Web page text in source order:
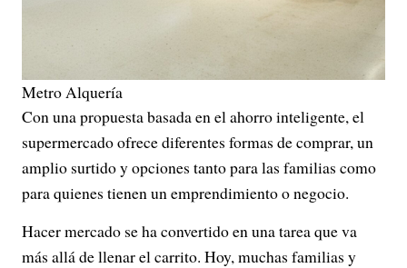
Metro Alquería
Con una propuesta basada en el ahorro inteligente, el
supermercado ofrece diferentes formas de comprar, un
amplio surtido y opciones tanto para las familias como
para quienes tienen un emprendimiento o negocio.
Hacer mercado se ha convertido en una tarea que va
más allá de llenar el carrito. Hoy, muchas familias y